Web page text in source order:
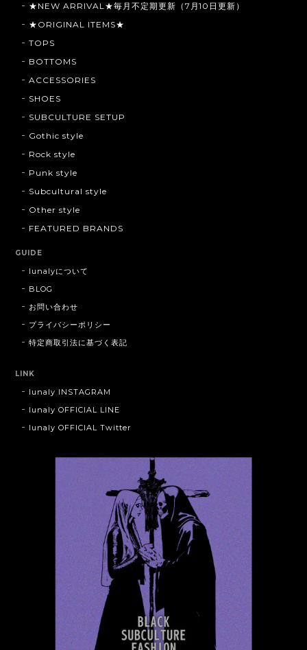
★NEW ARRIVAL★毎月不定期更新（7月10日更新）
★ORIGINAL ITEMS★
TOPS
BOTTOMS
ACCESSORIES
SHOES
SUBCULTURE SETUP
Gothic style
Rock style
Punk style
Subcultural style
Other style
FEATURED BRANDS
GUIDE
lunalyについて
BLOG
お問い合わせ
プライバシーポリシー
特定商取引法に基づく表記
LINK
lunaly INSTAGRAM
lunaly OFFICIAL LINE
lunaly OFFICIAL Twitter